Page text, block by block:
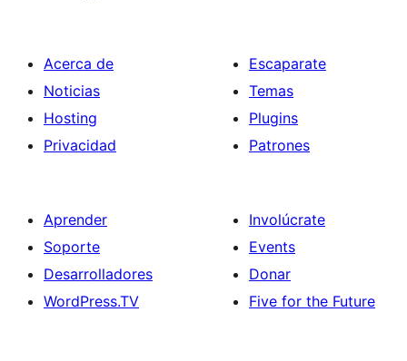
Acerca de
Noticias
Hosting
Privacidad
Escaparate
Temas
Plugins
Patrones
Aprender
Soporte
Desarrolladores
WordPress.TV
Involúcrate
Events
Donar
Five for the Future